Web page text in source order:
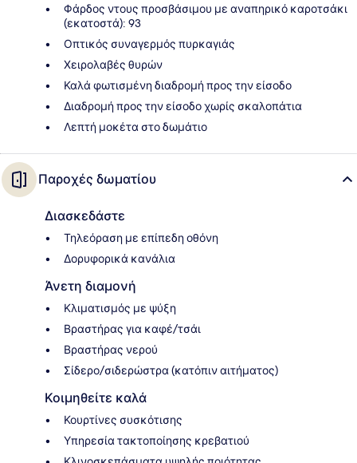
Φάρδος ντους προσβάσιμου με αναπηρικό καροτσάκι
(εκατοστά): 93
Οπτικός συναγερμός πυρκαγιάς
Χειρολαβές θυρών
Καλά φωτισμένη διαδρομή προς την είσοδο
Διαδρομή προς την είσοδο χωρίς σκαλοπάτια
Λεπτή μοκέτα στο δωμάτιο
Παροχές δωματίου
Διασκεδάστε
Τηλεόραση με επίπεδη οθόνη
Δορυφορικά κανάλια
Άνετη διαμονή
Κλιματισμός με ψύξη
Βραστήρας για καφέ/τσάι
Βραστήρας νερού
Σίδερο/σιδερώστρα (κατόπιν αιτήματος)
Κοιμηθείτε καλά
Κουρτίνες συσκότισης
Υπηρεσία τακτοποίησης κρεβατιού